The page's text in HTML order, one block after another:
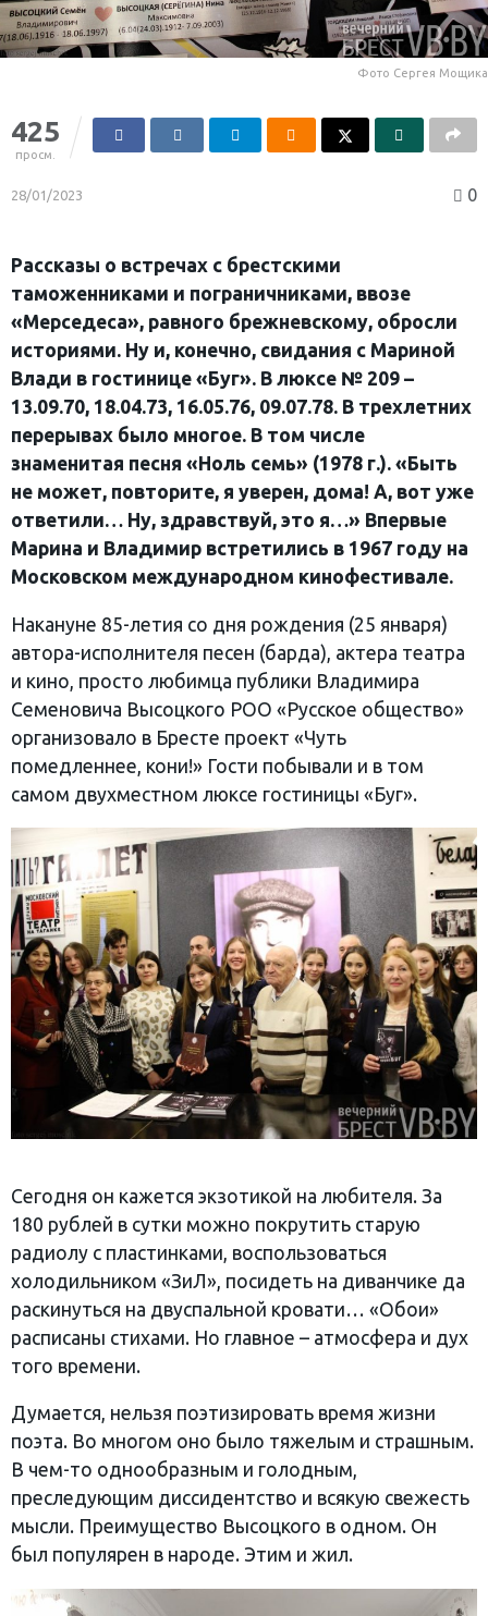
Фото Сергея Мощика
425
просм.
28/01/2023 0
Рассказы о встречах с брестскими
таможенниками и пограничниками, ввозе
«Мерседеса», равного брежневскому, обросли
историями. Ну и, конечно, свидания с Мариной
Влади в гостинице «Буг». В люксе № 209 –
13.09.70, 18.04.73, 16.05.76, 09.07.78. В трехлетних
перерывах было многое. В том числе
знаменитая песня «Ноль семь» (1978 г.). «Быть
не может, повторите, я уверен, дома! А, вот уже
ответили… Ну, здравствуй, это я…» Впервые
Марина и Владимир встретились в 1967 году на
Московском международном кинофестивале.
Накануне 85-летия со дня рождения (25 января)
автора-исполнителя песен (барда), актера театра
и кино, просто любимца публики Владимира
Семеновича Высоцкого РОО «Русское общество»
организовало в Бресте проект «Чуть
помедленнее, кони!» Гости побывали и в том
самом двухместном люксе гостиницы «Буг».
Сегодня он кажется экзотикой на любителя. За
180 рублей в сутки можно покрутить старую
радиолу с пластинками, воспользоваться
холодильником «ЗиЛ», посидеть на диванчике да
раскинуться на двуспальной кровати… «Обои»
расписаны стихами. Но главное – атмосфера и дух
того времени.
Думается, нельзя поэтизировать время жизни
поэта. Во многом оно было тяжелым и страшным.
В чем-то однообразным и голодным,
преследующим диссидентство и всякую свежесть
мысли. Преимущество Высоцкого в одном. Он
был популярен в народе. Этим и жил.